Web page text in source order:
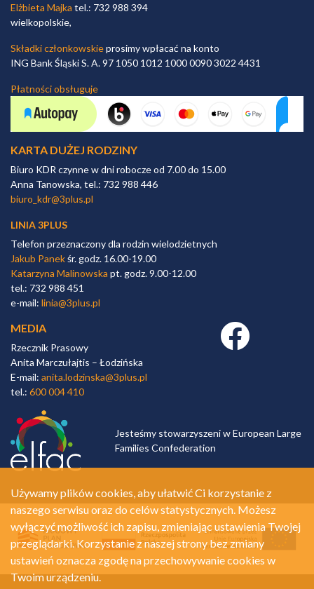
Elżbieta Majka tel.: 732 988 394
wielkopolskie,
Składki członkowskieprosimy wpłacać na konto
ING Bank Śląski S. A. 97 1050 1012 1000 0090 3022 4431
Płatności obsługuje
KARTA DUŻEJ RODZINY
Biuro KDR czynne w dni robocze od 7.00 do 15.00
Anna Tanowska, tel.: 732 988 446
biuro_kdr@3plus.pl
LINIA 3PLUS
Telefon przeznaczony dla rodzin wielodzietnych
Jakub Panekśr. godz. 16.00-19.00
Katarzyna Malinowska pt. godz. 9.00-12.00
tel.: 732 988 451
e-mail: linia@3plus.pl
MEDIA
Rzecznik Prasowy
Anita Marczułajtis – Łodzińska
E-mail: anita.lodzinska@3plus.pl
tel.: 600 004 410
Facebook link
Jesteśmy stowarzyszeni w European Large
Families Confederation
Używamy plików cookies, aby ułatwić Ci korzystanie z
naszego serwisu oraz do celów statystycznych. Możesz
wyłączyć możliwość ich zapisu, zmieniając ustawienia Twojej
przeglądarki. Korzystanie z naszej strony bez zmiany
ustawień oznacza zgodę na przechowywanie cookies w
Twoim urządzeniu.